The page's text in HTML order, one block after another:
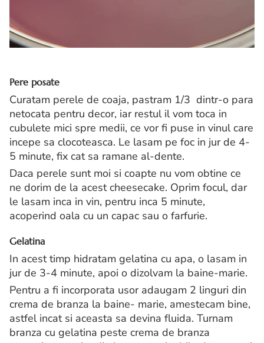
Pere posate
Curatam perele de coaja, pastram 1/3 dintr-o para
netocata pentru decor, iar restul il vom toca in
cubulete mici spre medii, ce vor fi puse in vinul care
incepe sa clocoteasca. Le lasam pe foc in jur de 4-
5 minute, fix cat sa ramane al-dente.
Daca perele sunt moi si coapte nu vom obtine ce
ne dorim de la acest cheesecake. Oprim focul, dar
le lasam inca in vin, pentru inca 5 minute,
acoperind oala cu un capac sau o farfurie.
Gelatina
In acest timp hidratam gelatina cu apa, o lasam in
jur de 3-4 minute, apoi o dizolvam la baine-marie.
Pentru a fi incorporata usor adaugam 2 linguri din
crema de branza la baine- marie, amestecam bine,
astfel incat si aceasta sa devina fluida. Turnam
branza cu gelatina peste crema de branza